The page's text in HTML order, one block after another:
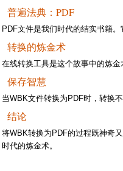
普遍法典：PDF
PDF文件是我们时代的结实书籍
转换的炼金术
在线转换工具是这个故事中的炼
保存智慧
当WBK文件转换为PDF时，转换
结论
将WBK转换为PDF的过程既神奇
时代的炼金术。